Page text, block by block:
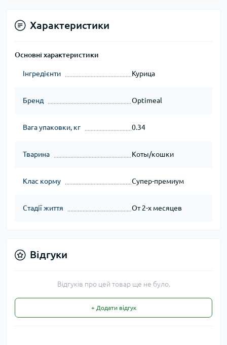
Характеристики
Основні характеристики
Інгредієнти Курица
Бренд Optimeal
Вага упаковки, кг 0.34
Тварина Коты/кошки
Клас корму Супер-премиум
Стадії життя От 2-х месяцев
Відгуки
Відгуків про цей товар ще не було.
+ Додати відгук